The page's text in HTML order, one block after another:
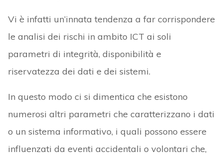
Vi è infatti un’innata tendenza a far corrispondere
le analisi dei rischi in ambito ICT ai soli
parametri di integrità, disponibilità e
riservatezza dei dati e dei sistemi.
In questo modo ci si dimentica che esistono
numerosi altri parametri che caratterizzano i dati
o un sistema informativo, i quali possono essere
influenzati da eventi accidentali o volontari che,